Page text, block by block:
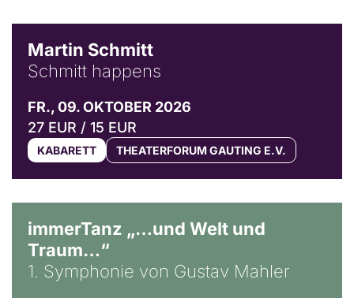
Martin Schmitt
Schmitt happens
FR., 09. OKTOBER 2026
27 EUR / 15 EUR
KABARETT THEATERFORUM GAUTING E.V.
immerTanz „…und Welt und
Traum…“
1. Symphonie von Gustav Mahler